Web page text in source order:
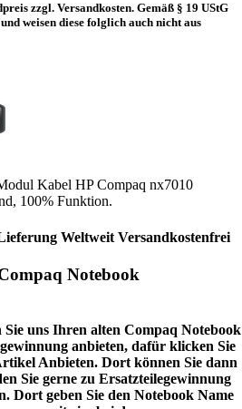
zzgl. Versandkosten. Gemäß § 19 UStG
weisen diese folglich auch nicht aus
Kabel HP Compaq nx7010
100% Funktion.
Weltweit Versandkostenfrei
Notebook
uns Ihren alten Compaq Notebook
anbieten, dafür klicken Sie
Anbieten. Dort können Sie dann
Sie gerne zu Ersatzteilegewinnung
Dort geben Sie den Notebook Name